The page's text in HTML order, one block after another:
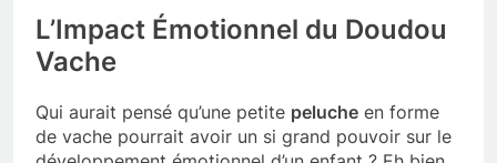
L’Impact Émotionnel du Doudou
Vache
Qui aurait pensé qu’une petite peluche en forme
de vache pourrait avoir un si grand pouvoir sur le